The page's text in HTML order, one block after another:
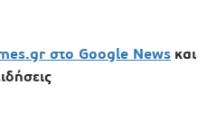
στο Google News και